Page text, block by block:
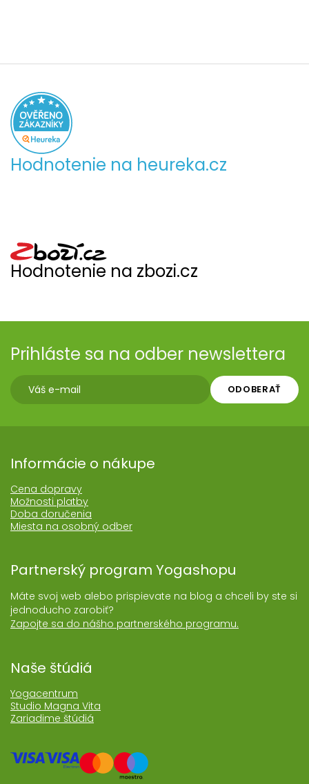
Hodnotenie na heureka.cz
Hodnotenie na zbozi.cz
Prihláste sa na odber newslettera
ODOBERAŤ
Informácie o nákupe
Cena dopravy
Možnosti platby
Doba doručenia
Miesta na osobný odber
Partnerský program Yogashopu
Máte svoj web alebo prispievate na blog a chceli by ste si
jednoducho zarobiť?
Zapojte sa do nášho partnerského programu.
Naše štúdiá
Yogacentrum
Studio Magna Vita
Zariadime štúdiá